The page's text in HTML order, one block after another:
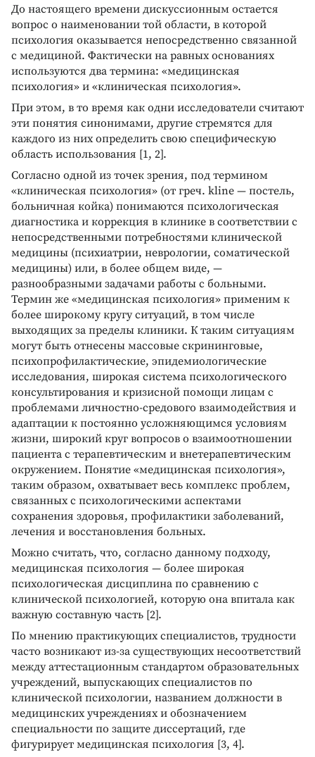
До настоящего времени дискуссионным остается
вопрос о наименовании той области, в которой
психология оказывается непосредственно связанной
с медициной. Фактически на равных основаниях
используются два термина: «медицинская
психология» и «клиническая психология».
При этом, в то время как одни исследователи считают
эти понятия синонимами, другие стремятся для
каждого из них определить свою специфическую
область использования [1, 2].
Согласно одной из точек зрения, под термином
«клиническая психология» (от греч. kline — постель,
больничная койка) понимаются психологическая
диагностика и коррекция в клинике в соответствии с
непосредственными потребностями клинической
медицины (психиатрии, неврологии, соматической
медицины) или, в более общем виде, —
разнообразными задачами работы с больными.
Термин же «медицинская психология» применим к
более широкому кругу ситуаций, в том числе
выходящих за пределы клиники. К таким ситуациям
могут быть отнесены массовые скрининговые,
психопрофилактические, эпидемиологические
исследования, широкая система психологического
консультирования и кризисной помощи лицам с
проблемами личностно-средового взаимодействия и
адаптации к постоянно усложняющимся условиям
жизни, широкий круг вопросов о взаимоотношении
пациента с терапевтическим и внетерапевтическим
окружением. Понятие «медицинская психология»,
таким образом, охватывает весь комплекс проблем,
связанных с психологическими аспектами
сохранения здоровья, профилактики заболеваний,
лечения и восстановления больных.
Можно считать, что, согласно данному подходу,
медицинская психология — более широкая
психологическая дисциплина по сравнению с
клинической психологией, которую она впитала как
важную составную часть [2].
По мнению практикующих специалистов, трудности
часто возникают из-за существующих несоответствий
между аттестационным стандартом образовательных
учреждений, выпускающих специалистов по
клинической психологии, названием должности в
медицинских учреждениях и обозначением
специальности по защите диссертаций, где
фигурирует медицинская психология [3, 4].